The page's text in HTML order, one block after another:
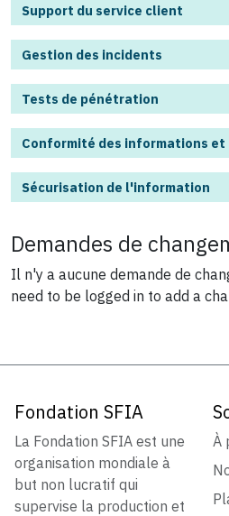
Support du service client
Gestion des incidents
Tests de pénétration
Conformité des informations et
Sécurisation de l'information
Demandes de
Il n'y a aucune demande de
need to be logged in to add a
Fondation SFIA
La Fondation SFIA est une
organisation mondiale à
but non lucratif qui
supervise la production et
À